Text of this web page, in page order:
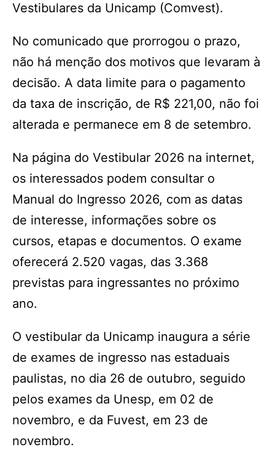
Vestibulares da Unicamp (Comvest).
No comunicado que prorrogou o prazo,
não há menção dos motivos que levaram à
decisão. A data limite para o pagamento
da taxa de inscrição, de R$ 221,00, não foi
alterada e permanece em 8 de setembro.
Na página do Vestibular 2026 na internet,
os interessados podem consultar o
Manual do Ingresso 2026, com as datas
de interesse, informações sobre os
cursos, etapas e documentos. O exame
oferecerá 2.520 vagas, das 3.368
previstas para ingressantes no próximo
ano.
O vestibular da Unicamp inaugura a série
de exames de ingresso nas estaduais
paulistas, no dia 26 de outubro, seguido
pelos exames da Unesp, em 02 de
novembro, e da Fuvest, em 23 de
novembro.